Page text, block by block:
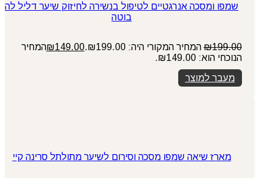
שמפו ומסכה אנרגטיים לטיפול בנשירה לחיזוק שיער דליל לה
בוטה
₪199.00 המחיר המקורי היה: ₪199.00. ₪149.00
המחיר
הנוכחי הוא: ₪149.00.
מעבר למוצר
מארז שיאה שמפו מסכה וסירום לשיער מתולתל סרינה קיי